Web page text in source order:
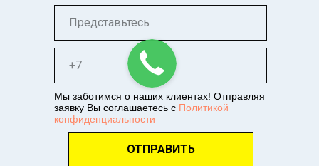
Мы заботимся о наших клиентах! Отправляя
заявку Вы соглашаетесь с Политикой
конфиденциальности
ОТПРАВИТЬ